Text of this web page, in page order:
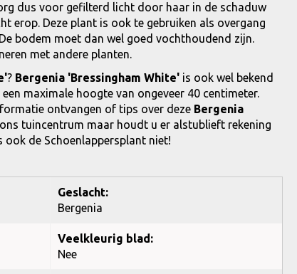
dus voor gefilterd licht door haar in de schaduw
erop. Deze plant is ook te gebruiken als overgang
bodem moet dan wel goed vochthoudend zijn.
met andere planten.
? Bergenia 'Bressingham White'is ook wel bekend
maximale hoogte van ongeveer 40 centimeter.
ontvangen of tips over deze Bergenia
tuincentrum maar houdt u er alstublieft rekening
de Schoenlappersplant niet!
Geslacht:
Bergenia
Veelkleurig blad:
Nee